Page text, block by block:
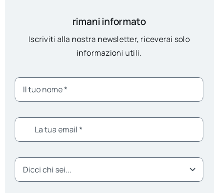
rimani informato
Iscriviti alla nostra newsletter, riceverai solo
informazioni utili.